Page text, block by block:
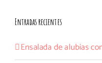
Entradas recientes
Ensalada de alubias